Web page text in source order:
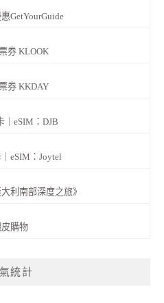
GetYourGuide
券 KLOOK
券 KKDAY
｜eSIM：DJB
eSIM：Joytel
利南部深度之旅》
皮購物
統計